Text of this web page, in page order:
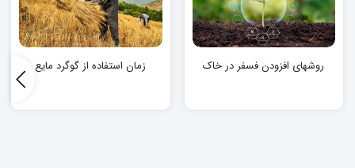
روشهای افزودن فسفر در خاک زمان استفاده از گوگرد مایع